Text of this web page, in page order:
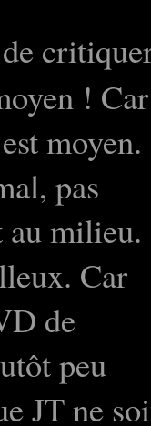
! Car
moyen.
pas
au milieu.
Car
de
peu
JT ne